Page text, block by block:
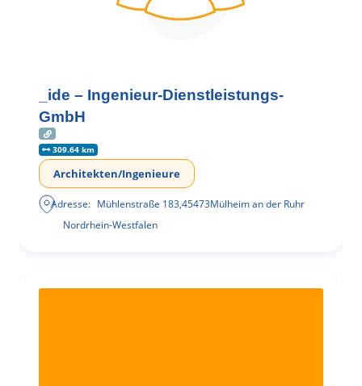
_ide – Ingenieur-Dienstleistungs-
GmbH
309.64 km
Architekten/Ingenieure
Adresse: Mühlenstraße 183,45473Mülheim an der Ruhr
Nordrhein-Westfalen